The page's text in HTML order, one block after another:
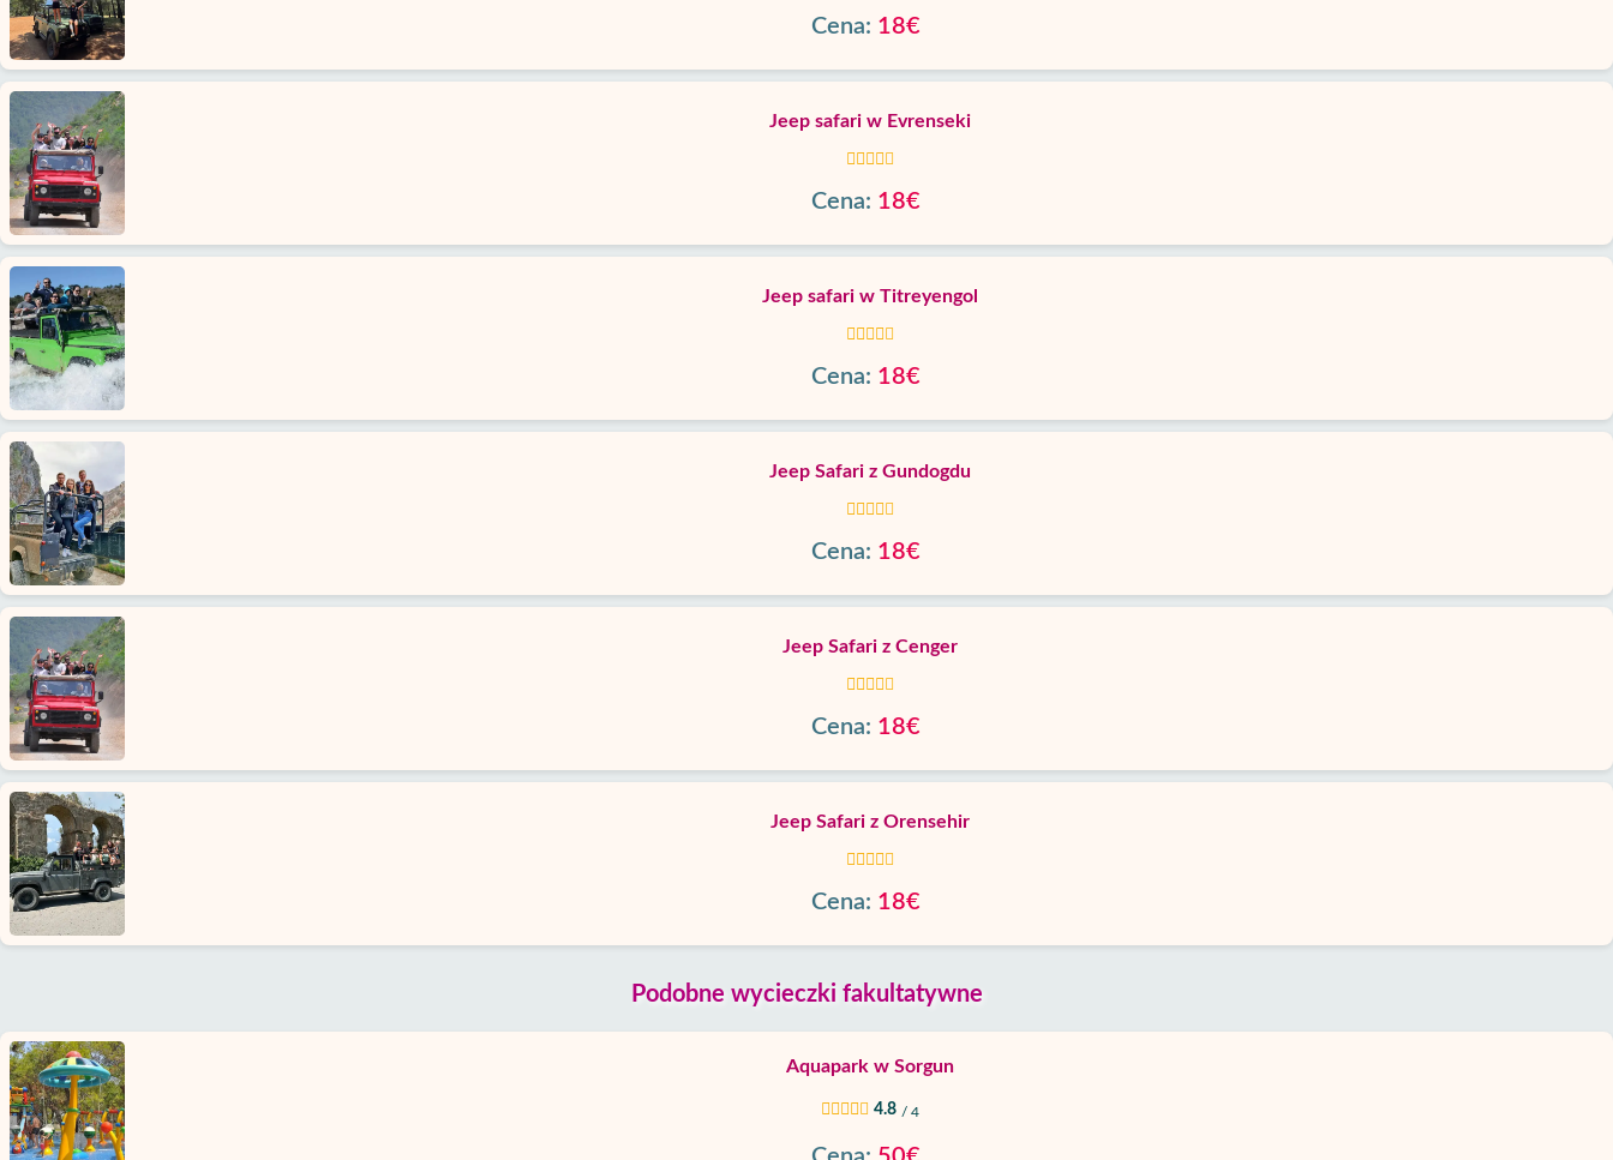
Cena: 18€
Jeep safari w Evrenseki
Cena: 18€
Jeep safari w Titreyengol
Cena: 18€
Jeep Safari z Gundogdu
Cena: 18€
Jeep Safari z Cenger
Cena: 18€
Jeep Safari z Orensehir
Cena: 18€
Podobne wycieczki fakultatywne
Aquapark w Sorgun
4.8 / 4